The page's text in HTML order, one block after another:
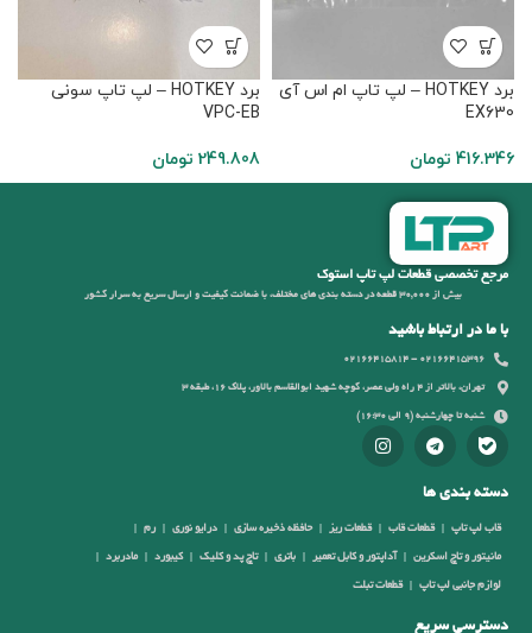
برد HOTKEY – لپ تاپ ام اس آی
EX630
416.346 تومان
برد HOTKEY – لپ تاپ سونی
VPC-EB
249.808 تومان
مرجع تخصصی قطعات لپ تاپ استوک
بیش از 30,000 قطعه در دسته بندی های مختلف، با ضمانت کیفیت و ارسال سریع به سرار کشور
با ما در ارتباط باشید
02166415396 - 02166415814
تهران، بالاتر از 4 راه ولی عصر، کوچه شهید ابوالقاسم بالاور، پلاک 16، طبقه 3
شنبه تا چهارشنبه (9 الی 16:30)
دسته بندی ها
قاب لپ تاپ قطعات قاب قطعات ریز حافظه ذخیره سازی درایو نوری رم
مانیتور و تاچ اسکرین آداپتور و کابل تعمیر باتری تاچ پد و کلیک کیبورد مادربرد
لوازم جانبی لپ تاپ قطعات تبلت
دسترسی سریع